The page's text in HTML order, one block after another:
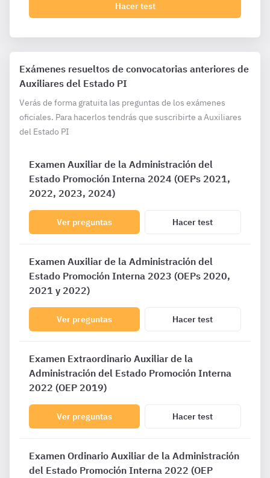
Hacer test
Exámenes resueltos de convocatorias anteriores de
Auxiliares del Estado PI
Verás de forma gratuita las preguntas de los exámenes
oficiales. Para hacerlos tendrás que suscribirte a Auxiliares
del Estado PI
Examen Auxiliar de la Administración del
Estado Promoción Interna 2024 (OEPs 2021,
2022, 2023, 2024)
Ver preguntas Hacer test
Examen Auxiliar de la Administración del
Estado Promoción Interna 2023 (OEPs 2020,
2021 y 2022)
Ver preguntas Hacer test
Examen Extraordinario Auxiliar de la
Administración del Estado Promoción Interna
2022 (OEP 2019)
Ver preguntas Hacer test
Examen Ordinario Auxiliar de la Administración
del Estado Promoción Interna 2022 (OEP